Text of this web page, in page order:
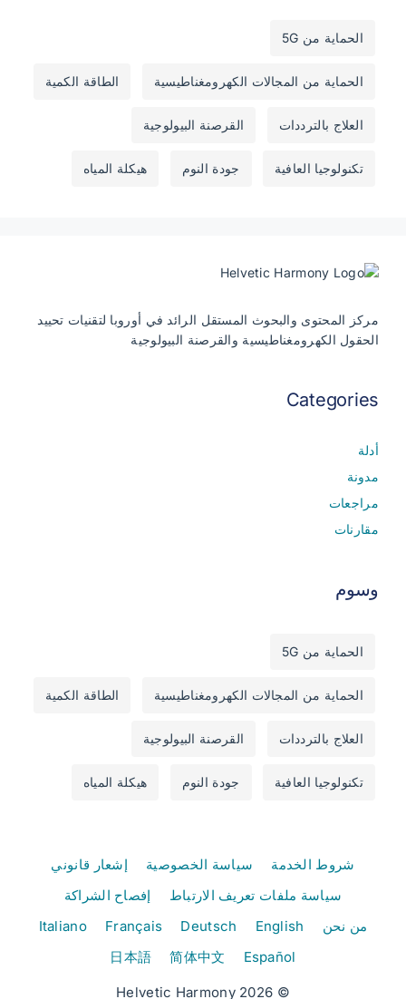
الحماية من 5G
الحماية من المجالات الكهرومغناطيسية الطاقة الكمية
العلاج بالترددات القرصنة البيولوجية
تكنولوجيا العافية جودة النوم هيكلة المياه
مركز المحتوى والبحوث المستقل الرائد في أوروبا لتقنيات تحييد
الحقول الكهرومغناطيسية والقرصنة البيولوجية
Categories
أدلة
مدونة
مراجعات
مقارنات
وسوم
الحماية من 5G
الحماية من المجالات الكهرومغناطيسية الطاقة الكمية
العلاج بالترددات القرصنة البيولوجية
تكنولوجيا العافية جودة النوم هيكلة المياه
شروط الخدمة سياسة الخصوصية
إشعار قانوني
سياسة ملفات تعريف الارتباط
إفصاح الشراكة
من نحن
English
Deutsch
Français
Italiano
Español
简体中文
日本語
© 2026 Helvetic Harmony